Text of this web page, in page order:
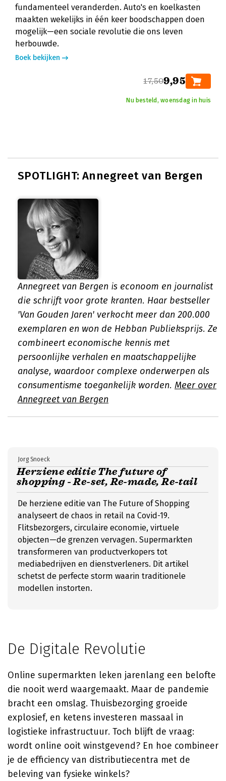
fundamenteel veranderden. Auto's en koelkasten
maakten wekelijks in één keer boodschappen doen
mogelijk—een sociale revolutie die ons leven
herbouwde.
Boek bekijken
17,509,95
Nu besteld, woensdag in huis
SPOTLIGHT: Annegreet van Bergen
Annegreet van Bergen is econoom en journalist
die schrijft voor grote kranten. Haar bestseller
'Van Gouden Jaren' verkocht meer dan 200.000
exemplaren en won de Hebban Publieksprijs. Ze
combineert economische kennis met
persoonlijke verhalen en maatschappelijke
analyse, waardoor complexe onderwerpen als
consumentisme toegankelijk worden. Meer over
Annegreet van Bergen
Herziene editie The future of
shopping - Re-set, Re-made, Re-tail
Jorg Snoeck
De herziene editie van The Future of Shopping
analyseert de chaos in retail na Covid-19.
Flitsbezorgers, circulaire economie, virtuele
objecten—de grenzen vervagen. Supermarkten
transformeren van productverkopers tot
mediabedrijven en dienstverleners. Dit artikel
schetst de perfecte storm waarin traditionele
modellen instorten.
De Digitale Revolutie
Online supermarkten leken jarenlang een belofte
die nooit werd waargemaakt. Maar de pandemie
bracht een omslag. Thuisbezorging groeide
explosief, en ketens investeren massaal in
logistieke infrastructuur. Toch blijft de vraag:
wordt online ooit winstgevend? En hoe combineer
je de efficiency van distributiecentra met de
beleving van fysieke winkels?